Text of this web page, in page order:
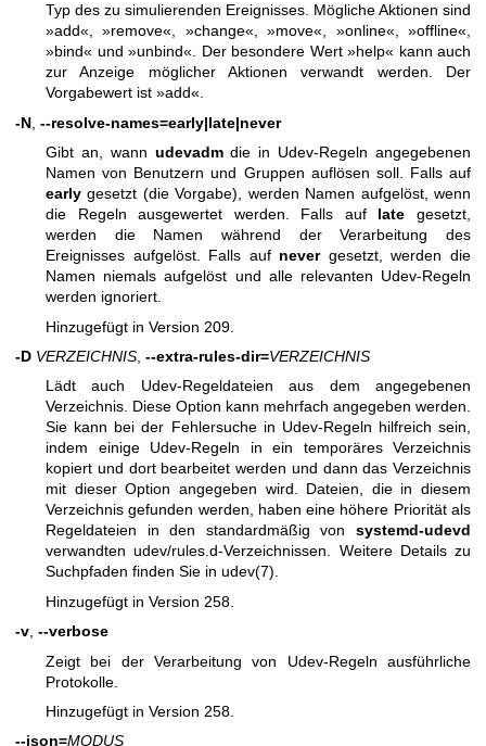
Typ des zu simulierenden Ereignisses. Mögliche Aktionen sind
»add«, »remove«, »change«, »move«, »online«, »offline«,
»bind« und »unbind«. Der besondere Wert »help« kann auch
zur Anzeige möglicher Aktionen verwandt werden. Der
Vorgabewert ist »add«.
-N --resolve-names=early|late|never
Gibt an, wann udevadmdie in Udev-Regeln angegebenen
Namen von Benutzern und Gruppen auflösen soll. Falls auf
early gesetzt (die Vorgabe), werden Namen aufgelöst, wenn
die Regeln ausgewertet werden. Falls auf late gesetzt,
werden die Namen während der Verarbeitung des
Ereignisses aufgelöst. Falls auf nevergesetzt, werden die
Namen niemals aufgelöst und alle relevanten Udev-Regeln
werden ignoriert.
Hinzugefügt in Version 209.
-D VERZEICHNIS --extra-rules-dir=VERZEICHNIS
Lädt auch Udev-Regeldateien aus dem angegebenen
Verzeichnis. Diese Option kann mehrfach angegeben werden.
Sie kann bei der Fehlersuche in Udev-Regeln hilfreich sein,
indem einige Udev-Regeln in ein temporäres Verzeichnis
kopiert und dort bearbeitet werden und dann das Verzeichnis
mit dieser Option angegeben wird. Dateien, die in diesem
Verzeichnis gefunden werden, haben eine höhere Priorität als
Regeldateien in den standardmäßig von systemd-udevd
verwandten udev/rules.d-Verzeichnissen. Weitere Details zu
Suchpfaden finden Sie in udev(7).
Hinzugefügt in Version 258.
-v, --verbose
Zeigt bei der Verarbeitung von Udev-Regeln ausführliche
Protokolle.
Hinzugefügt in Version 258.
--json=MODUS